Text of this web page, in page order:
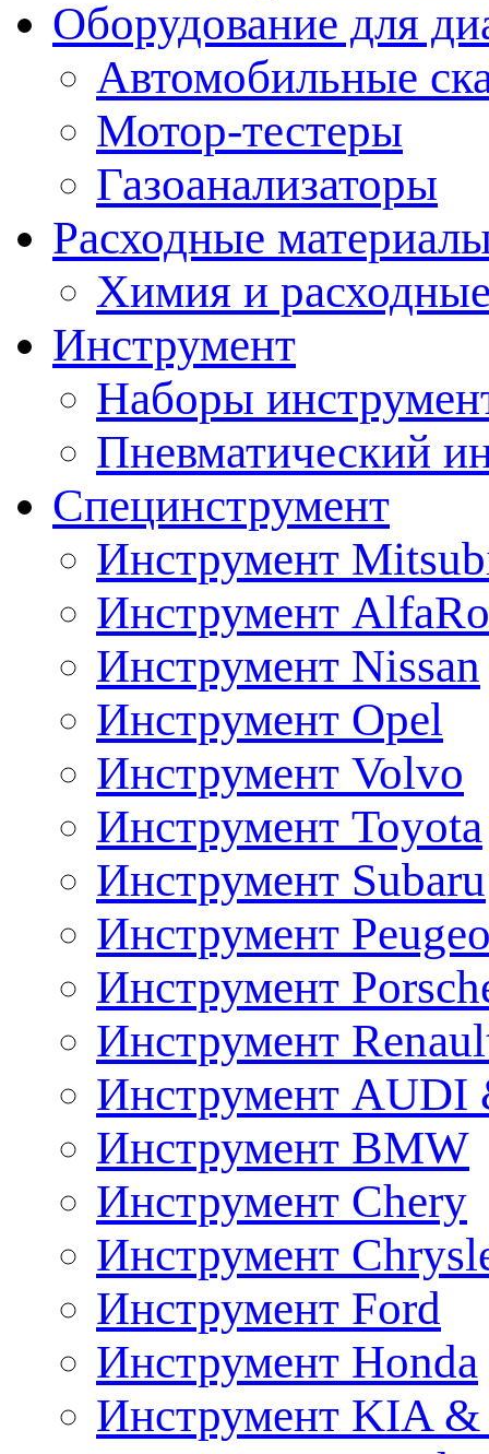
Оборудование для
Автомобильные
Мотор-тестеры
Газоанализаторы
Расходные
Химия и
Инструмент
Наборы
Пневматический
Специнструмент
Инструмент
Инструмент
Инструмент Nissan
Инструмент Opel
Инструмент Volvo
Инструмент Toyota
Инструмент Subaru
Инструмент
Инструмент
Инструмент
Инструмент AUDI
Инструмент BMW
Инструмент Chery
Инструмент
Инструмент Ford
Инструмент Honda
Инструмент KIA